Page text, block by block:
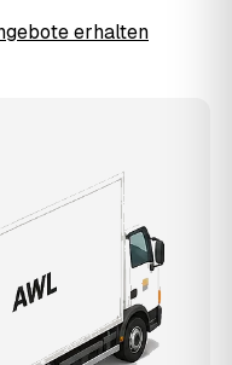
erhalten